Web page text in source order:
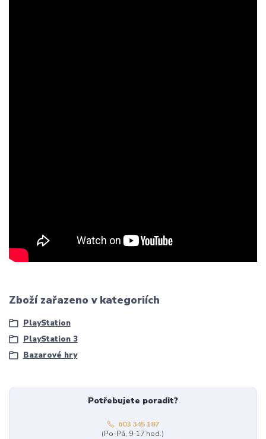
Zboží zařazeno v kategoriích
PlayStation
PlayStation 3
Bazarové hry
Potřebujete poradit?
603 345 187
(Po-Pá, 9-17 hod.)